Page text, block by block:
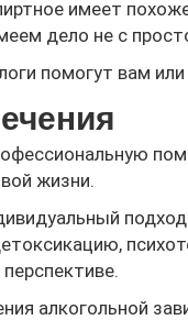
имеет
дело не с
помогут вам
жизни.
подход
алкогольной